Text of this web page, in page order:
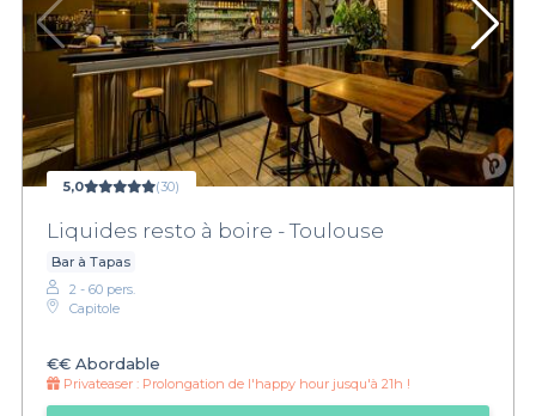
5,0 (30)
Liquides resto à boire - Toulouse
Bar à Tapas
2 - 60 pers.
Capitole
€€ Abordable
Privateaser : Prolongation de l'happy hour jusqu'à 21h !